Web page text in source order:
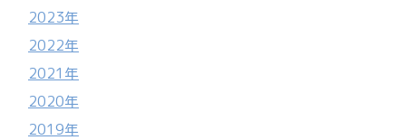
2023年
2022年
2021年
2020年
2019年